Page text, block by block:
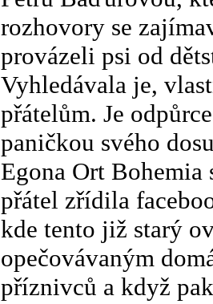
rozhovory se
provázeli psi od
Vyhledávala je,
přátelům. Je
paničkou svého
Egona Ort Bohemia
přátel zřídila
kde tento již starý
opečovávaným
příznivců a když